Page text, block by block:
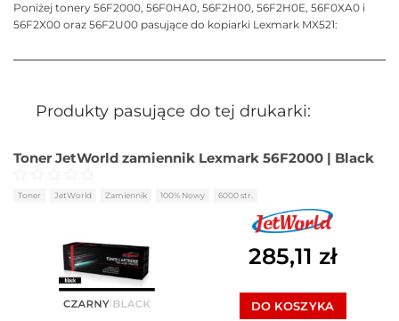
Poniżej tonery 56F2000, 56F0HA0, 56F2H00, 56F2H0E, 56F0XA0 i
56F2X00 oraz 56F2U00 pasujące do kopiarki Lexmark MX521:
Produkty pasujące do tej drukarki:
Toner JetWorld zamiennik Lexmark 56F2000 | Black
Oceniono na 5
Toner JetWorld Zamiennik 100% Nowy 6000 str.
285,11 zł
DO KOSZYKA